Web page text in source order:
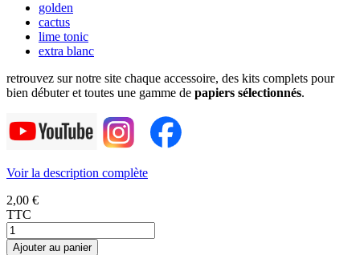
golden
cactus
lime tonic
extra blanc
retrouvez sur notre site chaque accessoire, des kits complets pour
bien débuter et toutes une gamme de papiers sélectionnés.
Voir la description complète
2,00 €
TTC
Ajouter au panier